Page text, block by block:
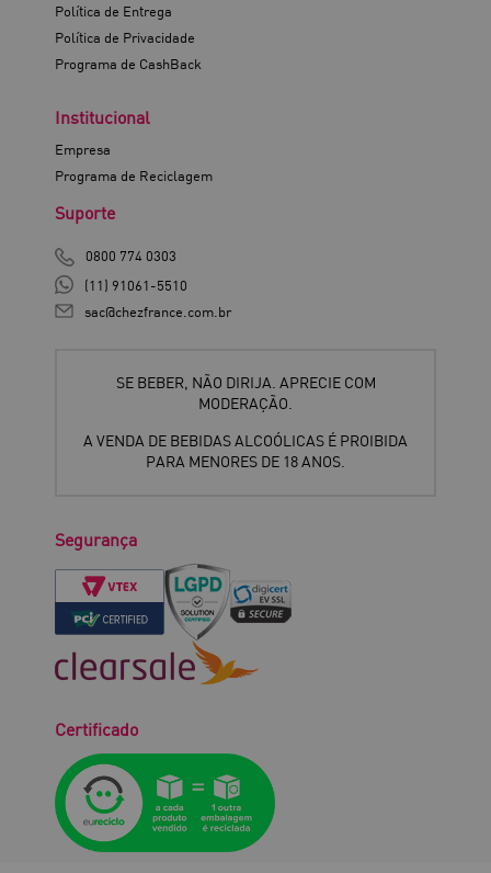
Política de Entrega
Política de Privacidade
Programa de CashBack
Institucional
Empresa
Programa de Reciclagem
Suporte
0800 774 0303
(11) 91061-5510
sac@chezfrance.com.br
SE BEBER, NÃO DIRIJA. APRECIE COM
MODERAÇÃO.
A VENDA DE BEBIDAS ALCOÓLICAS É PROIBIDA
PARA MENORES DE 18 ANOS.
Segurança
Certificado